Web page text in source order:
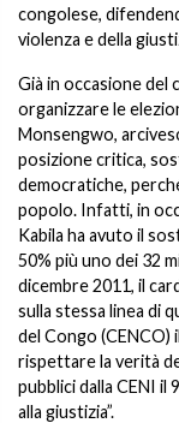
congolese,
violenza e della
Già in occasione del
organizzare le
Monsengwo,
posizione critica,
democratiche,
popolo. Infatti, in
Kabila ha avuto il
50% più uno dei 32
dicembre 2011, il
sulla stessa linea di
del Congo (CENCO)
rispettare la verità
pubblici dalla CENI
alla giustizia”.